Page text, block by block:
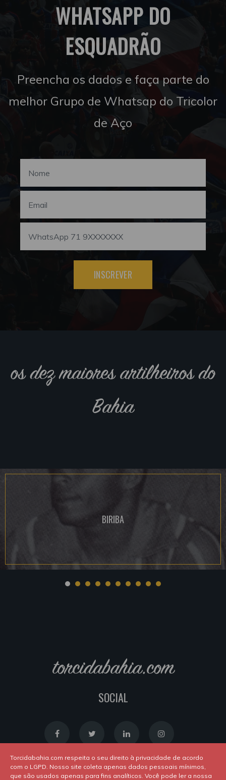
WHATSAPP DO
ESQUADRÃO
Preencha os dados e faça parte do
melhor Grupo de Whatsap do Tricolor
de Aço
INSCREVER
os dez maiores artilheiros do
Bahia
BIRIBA
torcidabahia.com
SOCIAL
Torcidabahia.com respeita o seu direito à privacidade de acordo
com o LGPD. Nosso site coleta apenas dados pessoais mínimos,
que são usados apenas para fins analíticos. Você pode ler a nossa